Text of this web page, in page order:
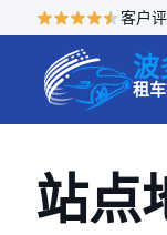
客户
租
站点